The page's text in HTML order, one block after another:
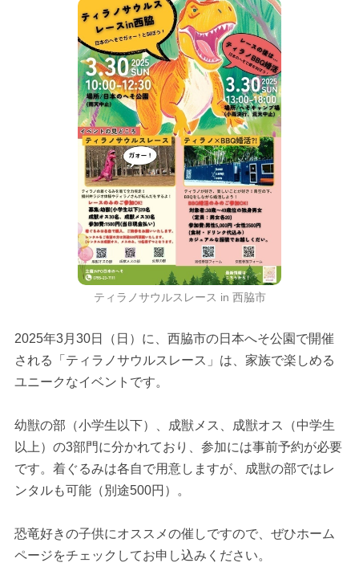
ティラノサウルスレース in 西脇市
2025年3月30日（日）に、西脇市の日本へそ公園で開催
される「ティラノサウルスレース」は、家族で楽しめる
ユニークなイベントです。
幼獣の部（小学生以下）、成獣メス、成獣オス（中学生
以上）の3部門に分かれており、参加には事前予約が必要
です。着ぐるみは各自で用意しますが、成獣の部ではレ
ンタルも可能（別途500円）。
恐竜好きの子供にオススメの催しですので、ぜひホーム
ページをチェックしてお申し込みください。